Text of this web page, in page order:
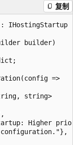
复制
IHostingStartup
builder)
=>
string>
Higher